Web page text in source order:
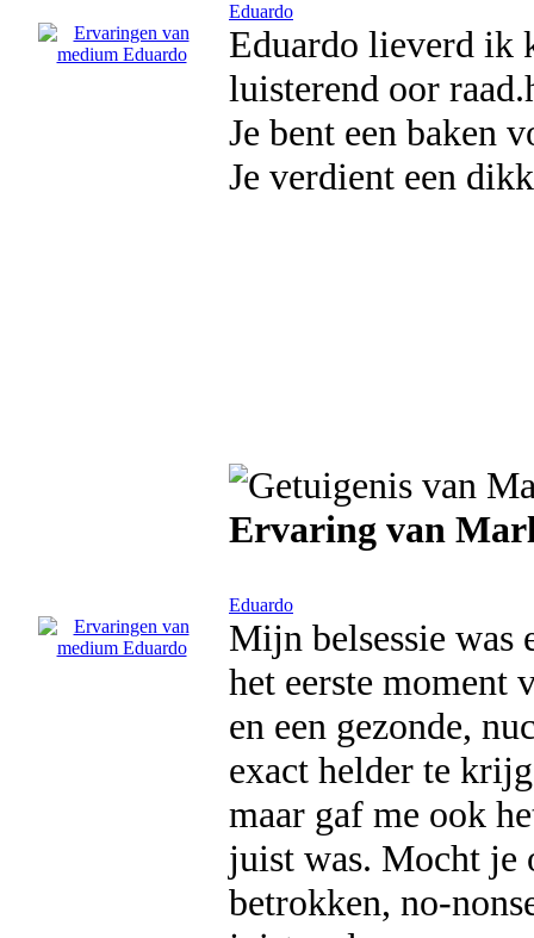
Eduardo
Eduardo lieverd ik
luisterend oor
Je bent een baken
Je verdient een
Ervaring van
Eduardo
Mijn belsessie was
het eerste moment
en een gezonde,
exact helder te
maar gaf me ook
juist was. Mocht je
betrokken, no-